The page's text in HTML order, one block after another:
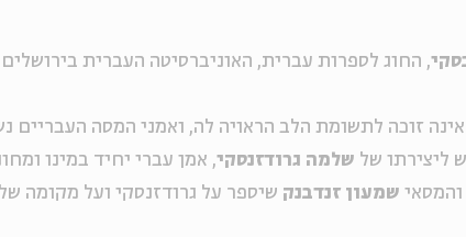
, החוג לספרות עברית, האוניברסיטה העברית בירושלים
זוכה לתשומת הלב הראויה לה, ואמני המסה העבריים
ליצירתו של שלמה גרודזנסקי, אמן עברי יחיד במינו
שמעון זנדבנק שיספר על גרודזנסקי ועל מקומה